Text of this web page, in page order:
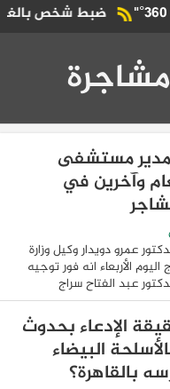
شخص بالغردقة
مدير مستشفى
وآخرين في
عمرو دويدار وكيل وزارة
الأربعاء انه فور توجيه
عبد الفتاح سراج
له بتشكيل لجنه للتحقيق
استقبال مستشفى طهطا
الإدعاء بحدوث
البيضاء
بالقاهرة؟